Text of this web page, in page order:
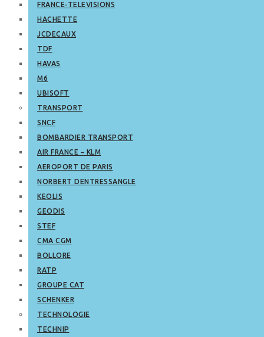
FRANCE-TELEVISIONS
HACHETTE
JCDECAUX
TDF
HAVAS
M6
UBISOFT
TRANSPORT
SNCF
BOMBARDIER TRANSPORT
AIR FRANCE – KLM
AEROPORT DE PARIS
NORBERT DENTRESSANGLE
KEOLIS
GEODIS
STEF
CMA CGM
BOLLORE
RATP
GROUPE CAT
SCHENKER
TECHNOLOGIE
TECHNIP